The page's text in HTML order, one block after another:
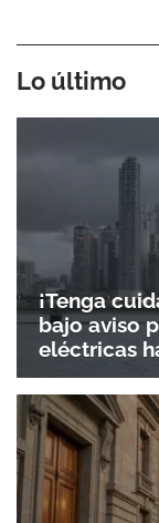
Lo último
¡Tenga
bajo aviso
eléctricas